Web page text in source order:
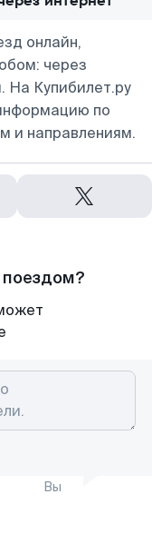
онлайн,
через
На Купибилет.ру
по
и направлениям.
Вы